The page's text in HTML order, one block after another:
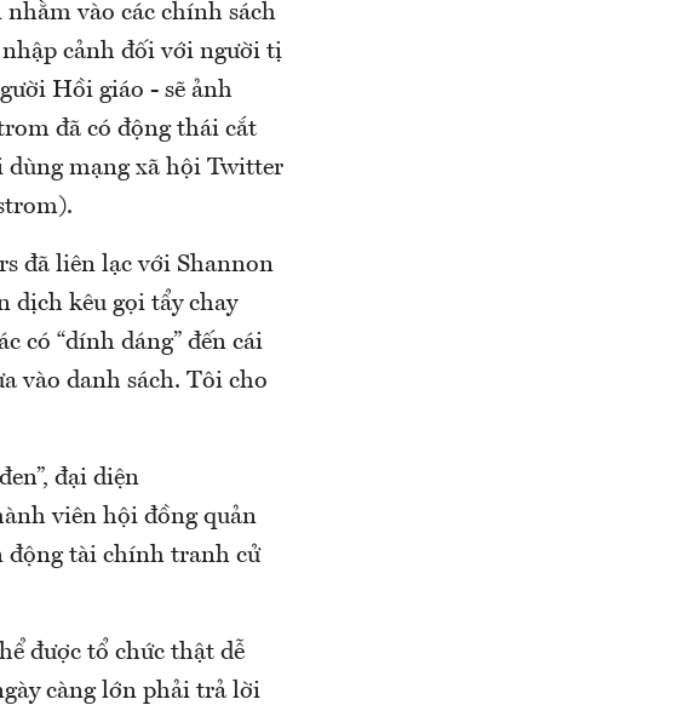
vào các chính sách
nhập cảnh đối với người tị
Hồi giáo - sẽ ảnh
đã có động thái cắt
dùng mạng xã hội Twitter
đã liên lạc với Shannon
dịch kêu gọi tẩy chay
có “dính dáng” đến cái
vào danh sách. Tôi cho
đại diện
viên hội đồng quản
động tài chính tranh cử
được tổ chức thật dễ
càng lớn phải trả lời